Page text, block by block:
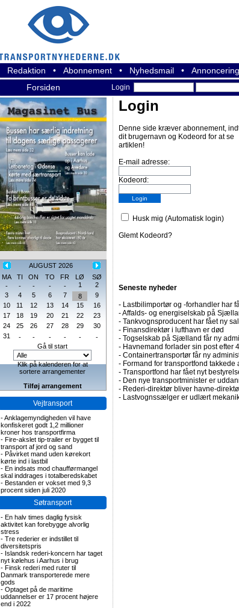
Redaktion • Abonnement • Nyhedsmail • Annoncering
Forsiden
Login
AUGUST 2026
MA
TI ON TO FR LØ
SØ
-
- - - - 1
2
3
4 5 6 7 8
9
10
11 12 13 14 15
16
17
18 19 20 21 22
23
24
25 26 27 28 29
30
31
- - - - -
-
Gå til start
Klik på kalenderen for at
sortere arrangementer
Tilføj arrangement
Vejtransport
-Anklagemyndigheden vil have
konfiskeret godt 1,2 millioner
kroner hos transportfirma
- Fire-akslet tip-trailer er bygget til
transport af jord og sand
- Påvirket mand uden kørekort
kørte ind i lastbil
- En indsats mod chaufførmangel
skal inddrages i totalberedskabet
- Bestanden er vokset med 9,3
procent siden juli 2020
Søtransport
- En halv times daglig fysisk
aktivitet kan forebygge alvorlig
stress
- Tre rederier er indstillet til
diversitetspris
- Islandsk rederi-koncern har taget
nyt kølehus i Aarhus i brug
- Finsk rederi med ruter til
Danmark transporterede mere
gods
- Optaget på de maritime
uddannelser er 17 procent højere
end i 2022
Login
Denne side kræver abonnement,
dit brugernavn og Kodeord for at se
artiklen!
E-mail adresse:
Kodeord:
Husk mig (Automatisk login)
Glemt Kodeord?
Seneste nyheder
- Lastbilimportør og -forhandler har
-Affalds- og energiselskab på
- Tankvognsproducent har fået ny
- Finansdirektør i lufthavn er død
- Togselskab på Sjælland får ny
- Havnemand forlader sin post efter
- Containertransportør får ny
- Formand for transportfond takkede
- Transportfond har fået nyt
- Den nye transportminister er
- Rederi-direktør bliver havne-
- Lastvognssælger er udlært